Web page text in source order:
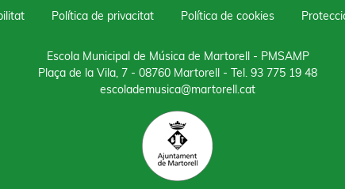
Política de privacitat Política de cookies
Escola Municipal de Música de Martorell - PMSAMP
Plaça de la Vila, 7 - 08760 Martorell - Tel. 93 775 19 48
escolademusica@martorell.cat